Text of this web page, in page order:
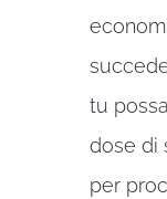
tu
dose di
per